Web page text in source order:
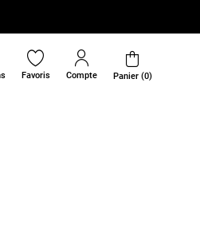
Favoris Compte Panier (0)